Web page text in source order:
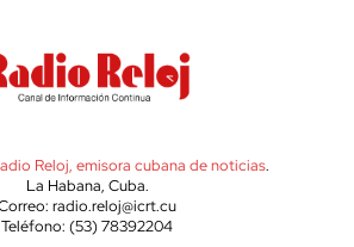
Reloj, emisora cubana de noticias.
La Habana, Cuba.
radio.reloj@icrt.cu
Teléfono: (53) 78392204